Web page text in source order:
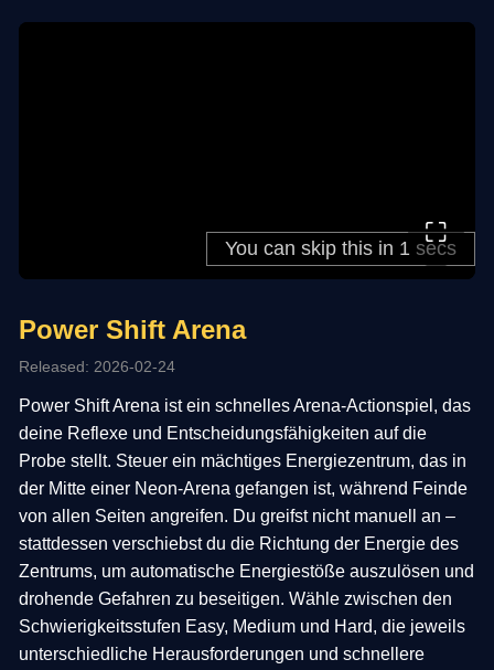
⛶
Power Shift Arena
Released: 2026-02-24
Power Shift Arena ist ein schnelles Arena-Actionspiel, das
deine Reflexe und Entscheidungsfähigkeiten auf die
Probe stellt. Steuer ein mächtiges Energiezentrum, das in
der Mitte einer Neon-Arena gefangen ist, während Feinde
von allen Seiten angreifen. Du greifst nicht manuell an –
stattdessen verschiebst du die Richtung der Energie des
Zentrums, um automatische Energiestöße auszulösen und
drohende Gefahren zu beseitigen. Wähle zwischen den
Schwierigkeitsstufen Easy, Medium und Hard, die jeweils
unterschiedliche Herausforderungen und schnellere